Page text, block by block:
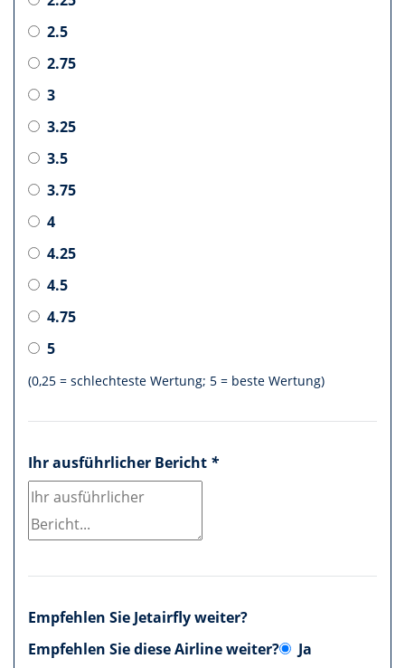
2.5
2.75
3
3.25
3.5
3.75
4
4.25
4.5
4.75
5
(0,25 = schlechteste Wertung; 5 = beste Wertung)
Ihr ausführlicher Bericht *
Empfehlen Sie Jetairfly weiter?
Empfehlen Sie diese Airline weiter?
Ja